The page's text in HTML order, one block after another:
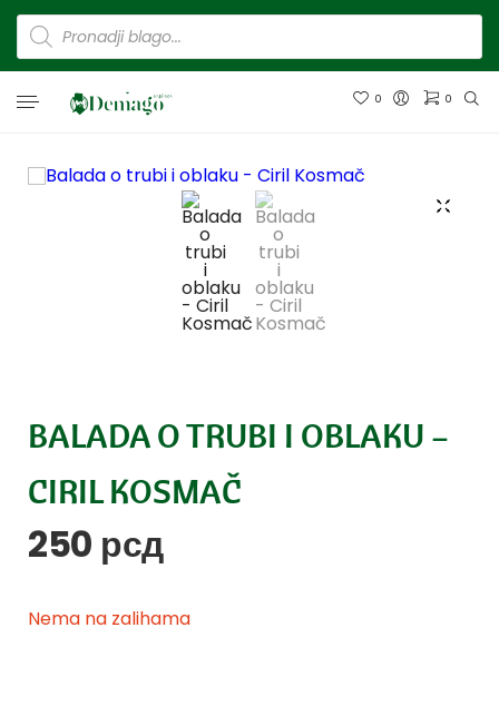
0 0
BALADA O TRUBI I OBLAKU –
CIRIL KOSMAČ
250 рсд
Nema na zalihama